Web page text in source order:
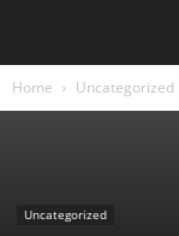
Home Uncategorized
Uncategorized